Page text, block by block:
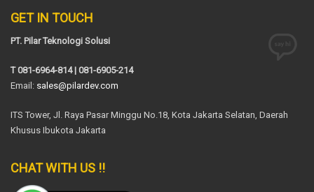
GET IN TOUCH
PT. Pilar Teknologi Solusi
T 081-6964-814 | 081-6905-214
Email: sales@pilardev.com
ITS Tower, Jl. Raya Pasar Minggu No.18, Kota Jakarta Selatan, Daerah
Khusus Ibukota Jakarta
CHAT WITH US !!